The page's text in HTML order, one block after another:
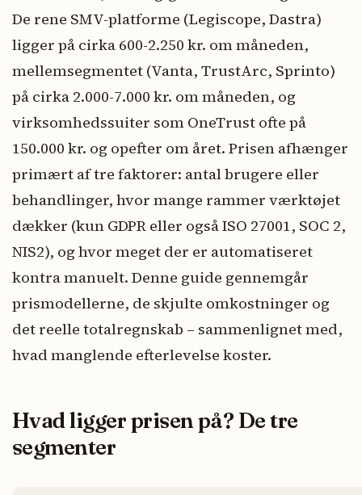
De rene SMV-platforme (Legiscope, Dastra)
ligger på cirka 600-2.250 kr. om måneden,
mellemsegmentet (Vanta, TrustArc, Sprinto)
på cirka 2.000-7.000 kr. om måneden, og
virksomhedssuiter som OneTrust ofte på
150.000 kr. og opefter om året. Prisen afhænger
primært af tre faktorer: antal brugere eller
behandlinger, hvor mange rammer værktøjet
dækker (kun GDPR eller også ISO 27001, SOC 2,
NIS2), og hvor meget der er automatiseret
kontra manuelt. Denne guide gennemgår
prismodellerne, de skjulte omkostninger og
det reelle totalregnskab – sammenlignet med,
hvad manglende efterlevelse koster.
Hvad ligger prisen på? De tre
segmenter